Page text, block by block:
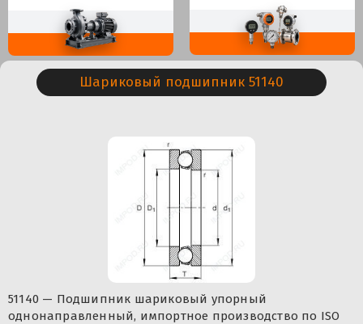
Шариковый подшипник 51140
51140 — Подшипник шариковый упорный
однонаправленный, импортное производство по ISO